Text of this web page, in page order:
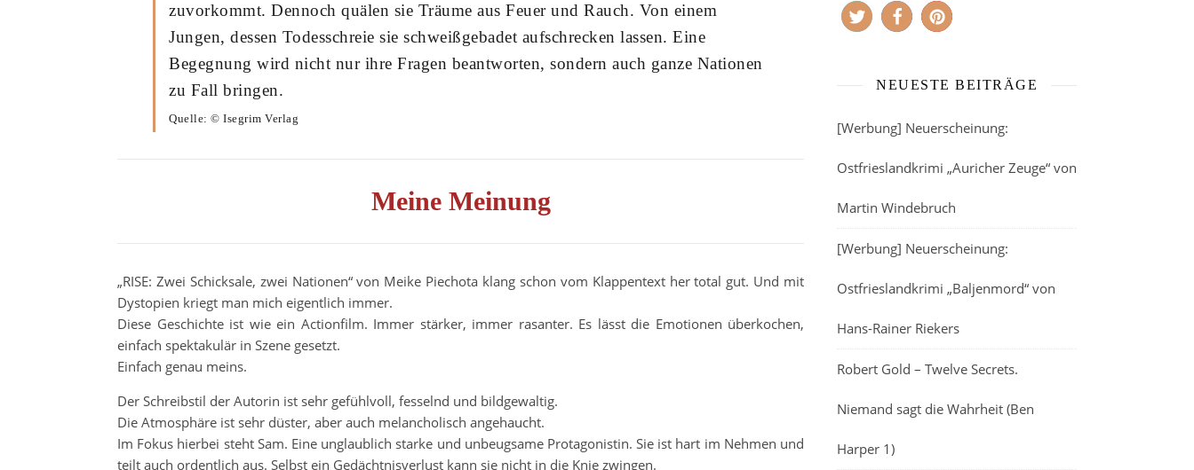
zuvorkommt. Dennoch quälen sie Träume aus Feuer und Rauch. Von einem
Jungen, dessen Todesschreie sie schweißgebadet aufschrecken lassen. Eine
Begegnung wird nicht nur ihre Fragen beantworten, sondern auch ganze Nationen
zu Fall bringen.
Quelle: © Isegrim Verlag
Meine Meinung
„RISE: Zwei Schicksale, zwei Nationen“ von Meike Piechota klang schon vom Klappentext her total gut. Und mit
Dystopien kriegt man mich eigentlich immer.
Diese Geschichte ist wie ein Actionfilm. Immer stärker, immer rasanter. Es lässt die Emotionen überkochen,
einfach spektakulär in Szene gesetzt.
Einfach genau meins.
Der Schreibstil der Autorin ist sehr gefühlvoll, fesselnd und bildgewaltig.
Die Atmosphäre ist sehr düster, aber auch melancholisch angehaucht.
Im Fokus hierbei steht Sam. Eine unglaublich starke und unbeugsame Protagonistin. Sie ist hart im Nehmen und
teilt auch ordentlich aus. Selbst ein Gedächtnisverlust kann sie nicht in die Knie zwingen.
NEUESTE BEITRÄGE
[Werbung] Neuerscheinung:
Ostfrieslandkrimi „Auricher Zeuge“ von
Martin Windebruch
[Werbung] Neuerscheinung:
Ostfrieslandkrimi „Baljenmord“ von
Hans-Rainer Riekers
Robert Gold – Twelve Secrets.
Niemand sagt die Wahrheit (Ben
Harper 1)